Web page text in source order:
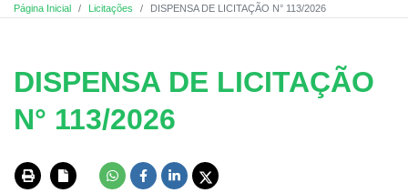
Página Inicial Licitações DISPENSA DE LICITAÇÃO N° 113/2026
DISPENSA DE LICITAÇÃO
N° 113/2026